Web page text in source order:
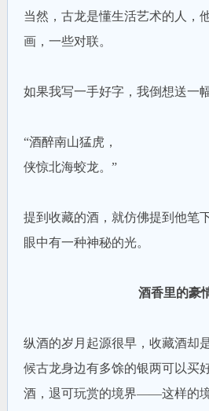
当然，古龙是懂生活艺术的人，
画，一些对联。
如果我写一手好字，我倒想送一
“酒醉南山猛虎，
侠惊北海蛟龙。”
提到收藏的酒，就仿佛提到他笔
眼中有一种神秘的光。
酒香里的豪
纵酒的岁月起源很早，收藏酒却
候古龙身边有多馀的银两可以买
酒，退可玩赏的境界——这样的